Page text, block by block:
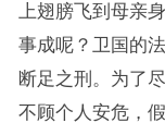
上翅膀飞到母亲
事成呢？卫国的
断足之刑。为了
不顾个人安危，